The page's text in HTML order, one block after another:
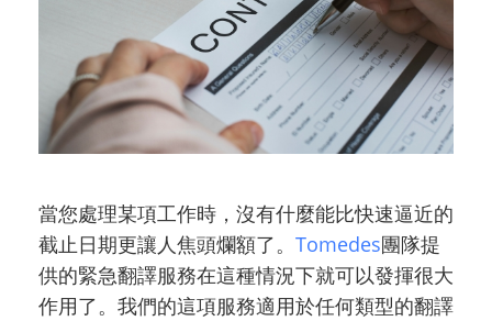
當您處理某項工作時，沒有什麼能比快速逼近的
截止日期更讓人焦頭爛額了。 Tomedes團隊提
供的緊急翻譯服務在這種情況下就可以發揮很大
作用了。我們的這項服務適用於任何類型的翻譯